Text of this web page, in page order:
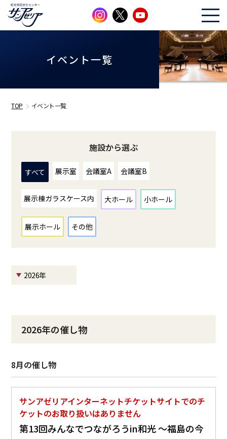
イベント一覧
TOP イベント一覧
施設から選ぶ
すべて 展示室 会議室A 会議室B
展示棟ガラスケース内 大ホール 小ホール
展示ホール その他
2026年
2026年の催し物
8月の催し物
サンアゼリアインターネットチケットサイトでのチ
ケットのお取り扱いはありません
第13回みんなでつながろうin和光 ～福島の今